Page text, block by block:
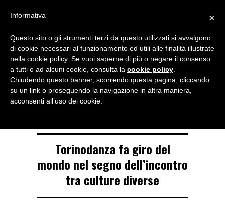
NOTIZIE DI DANZA IN ITALIA E ALL’ESTERO, PER DANZATORI,
TAG ARCHIVE
Luca Silvestrini
Torinodanza fa giro del
mondo nel segno dell’incontro
tra culture diverse
×
Informativa
Questo sito o gli strumenti terzi da questo utilizzati si avvalgono
di cookie necessari al funzionamento ed utili alle finalità illustrate
nella cookie policy. Se vuoi saperne di più o negare il consenso
a tutti o ad alcuni cookie, consulta la cookie policy
Chiudendo questo banner, scorrendo questa pagina, cliccando
su un link o proseguendo la navigazione in altra maniera,
acconsenti all’uso dei cookie.